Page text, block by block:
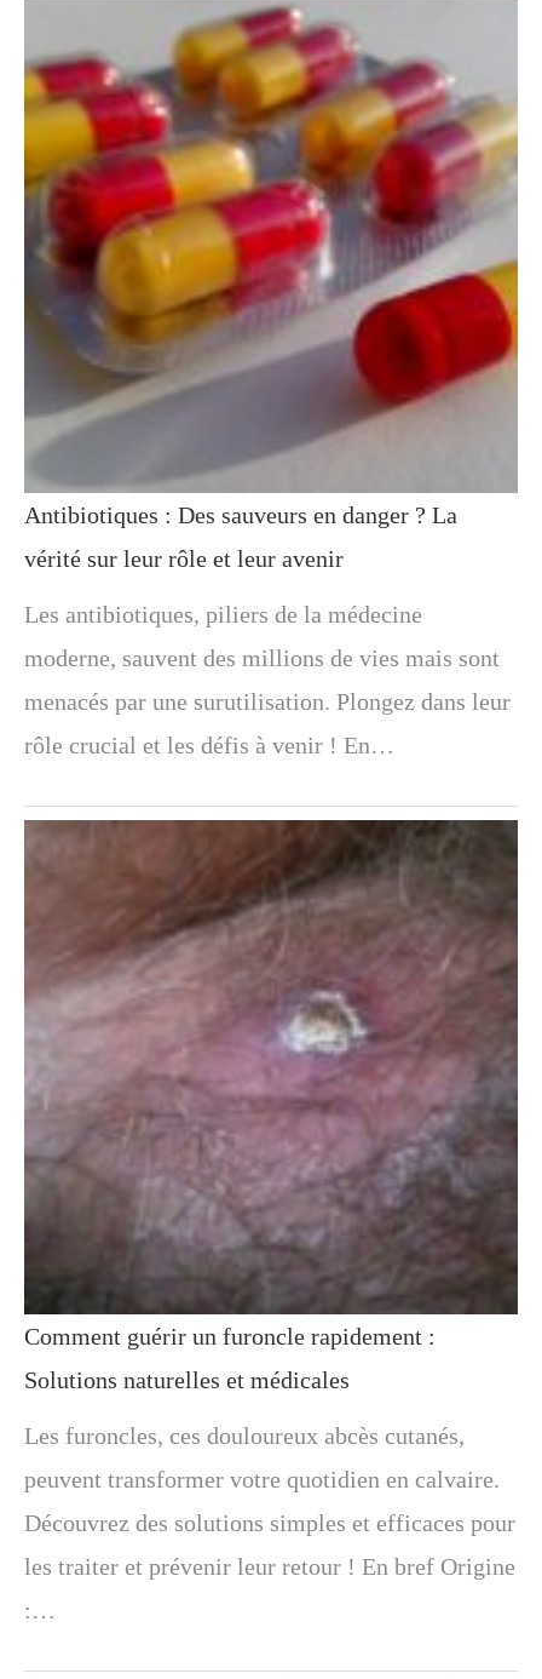
Antibiotiques : Des sauveurs en danger ? La
vérité sur leur rôle et leur avenir
Les antibiotiques, piliers de la médecine
moderne, sauvent des millions de vies mais sont
menacés par une surutilisation. Plongez dans leur
rôle crucial et les défis à venir ! En…
Comment guérir un furoncle rapidement :
Solutions naturelles et médicales
Les furoncles, ces douloureux abcès cutanés,
peuvent transformer votre quotidien en calvaire.
Découvrez des solutions simples et efficaces pour
les traiter et prévenir leur retour ! En bref Origine
:…